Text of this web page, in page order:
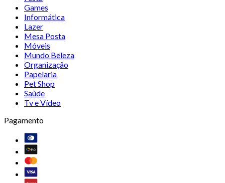
Games
Informática
Lazer
Mesa Posta
Móveis
Mundo Beleza
Organização
Papelaria
Pet Shop
Saúde
Tv e Vídeo
Pagamento